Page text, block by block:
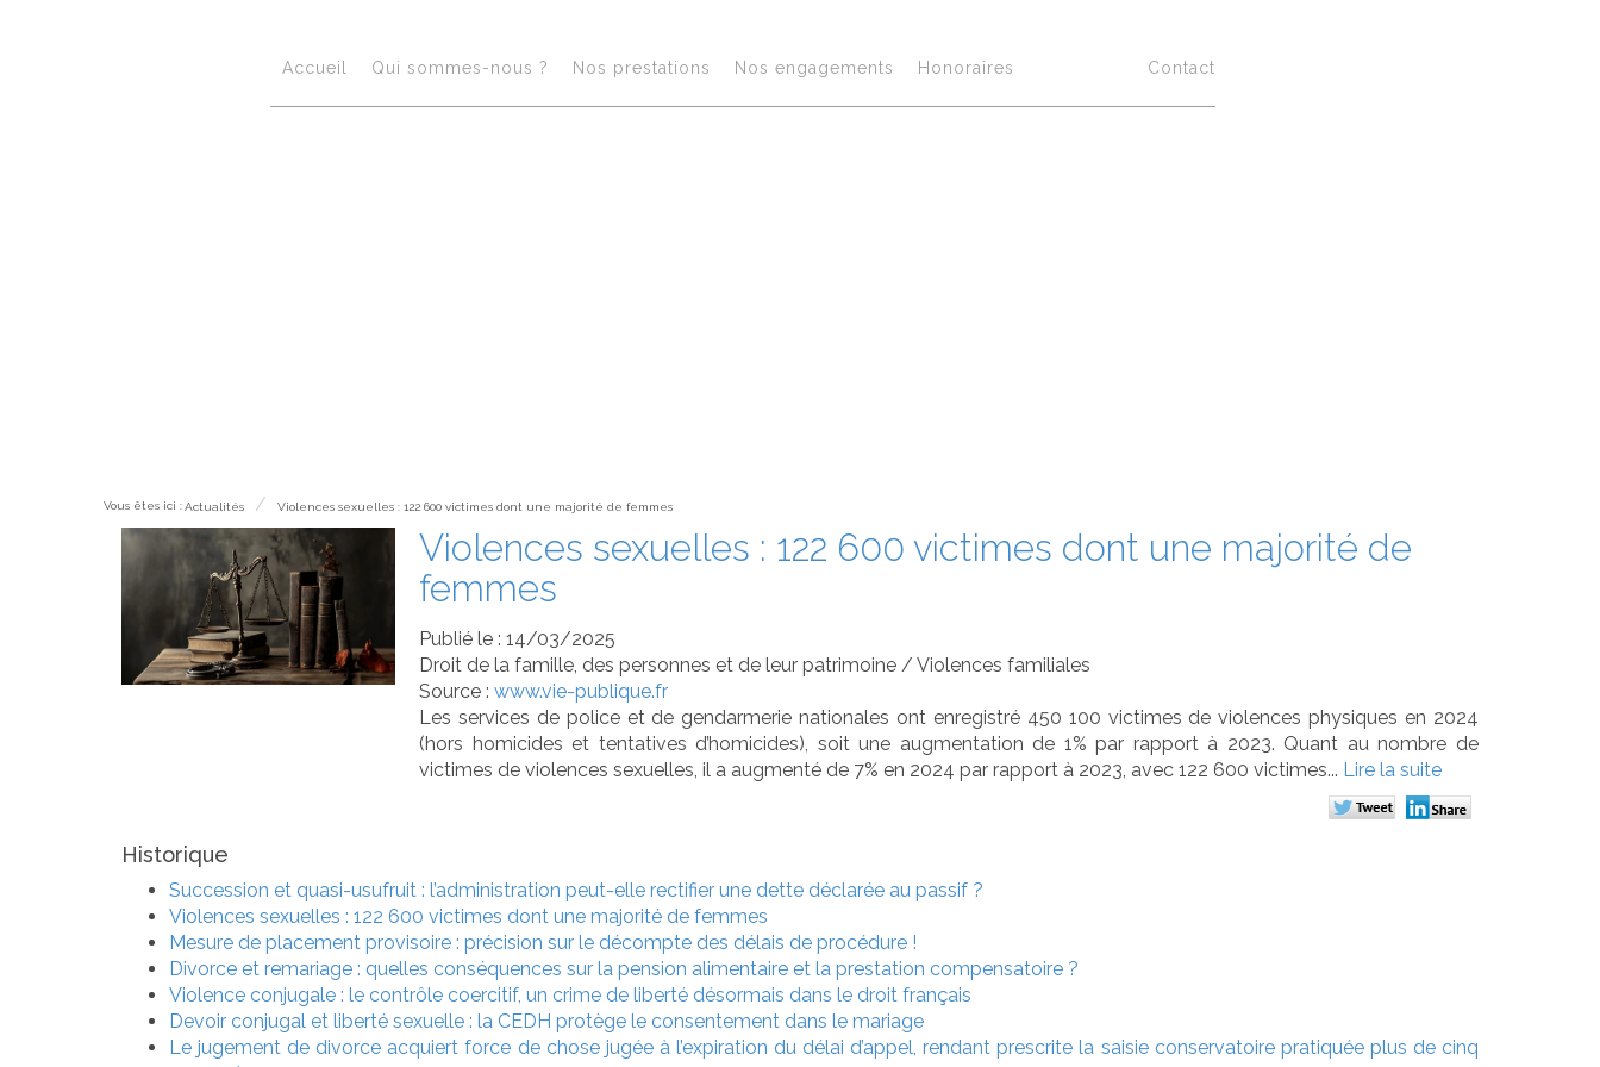
Accueil Qui sommes-nous ?​ Nos prestations​ Nos engagements Honoraires​ Contact
Vous êtes ici :Actualités Violences sexuelles : 122 600 victimes dont une majorité de femmes
Violences sexuelles : 122 600 victimes dont une majorité de
femmes
Publié le : 14/03/2025
Droit de la famille, des personnes et de leur patrimoine / Violences familiales
Source : www.vie-publique.fr
Les services de police et de gendarmerie nationales ont enregistré 450 100 victimes de violences physiques en 2024
(hors homicides et tentatives d’homicides), soit une augmentation de 1% par rapport à 2023. Quant au nombre de
victimes de violences sexuelles, il a augmenté de 7% en 2024 par rapport à 2023, avec 122 600 victimes... Lire la suite
Historique
Succession et quasi-usufruit : l’administration peut-elle rectifier une dette déclarée au passif ?
Violences sexuelles : 122 600 victimes dont une majorité de femmes
Mesure de placement provisoire : précision sur le décompte des délais de procédure !
Divorce et remariage : quelles conséquences sur la pension alimentaire et la prestation compensatoire ?
Violence conjugale : le contrôle coercitif, un crime de liberté désormais dans le droit français
Devoir conjugal et liberté sexuelle : la CEDH protège le consentement dans le mariage
Le jugement de divorce acquiert force de chose jugée à l’expiration du délai d’appel, rendant prescrite la saisie conservatoire pratiquée plus de cinq